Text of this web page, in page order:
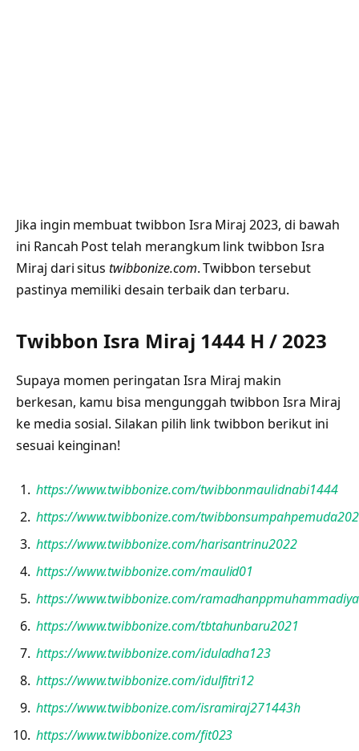
Jika ingin membuat twibbon Isra Miraj 2023, di bawah
ini Rancah Post telah merangkum link twibbon Isra
Miraj dari situs twibbonize.com. Twibbon tersebut
pastinya memiliki desain terbaik dan terbaru.
Twibbon Isra Miraj 1444 H / 2023
Supaya momen peringatan Isra Miraj makin
berkesan, kamu bisa mengunggah twibbon Isra Miraj
ke media sosial. Silakan pilih link twibbon berikut ini
sesuai keinginan!
https://www.twibbonize.com/twibbonmaulidnabi1444
https://www.twibbonize.com/
https://www.twibbonize.com/harisantrinu2022
https://www.twibbonize.com/maulid01
https://www.twibbonize.com/
https://www.twibbonize.com/tbtahunbaru2021
https://www.twibbonize.com/iduladha123
https://www.twibbonize.com/idulfitri12
https://www.twibbonize.com/isramiraj271443h
https://www.twibbonize.com/fit023